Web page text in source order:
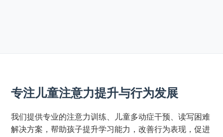
专注儿童注意力提升与行为发展
我们提供专业的注意力训练、儿童多动症干预、读写困难
解决方案，帮助孩子提升学习能力，改善行为表现，促进